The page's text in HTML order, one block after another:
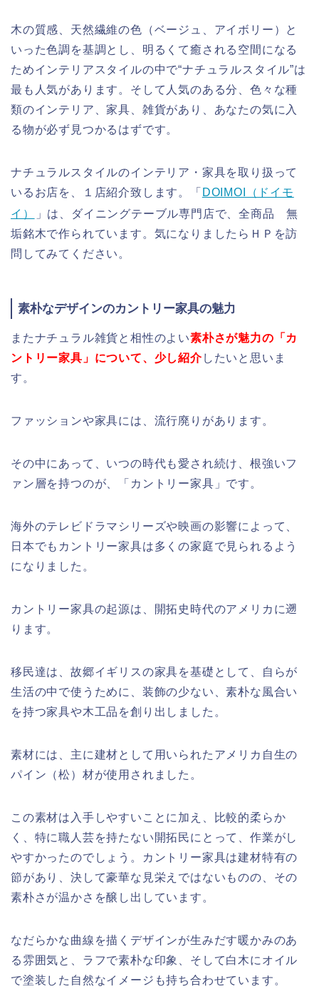
木の質感、天然繊維の色（ベージュ、アイボリー）と
いった色調を基調とし、明るくて癒される空間になる
ためインテリアスタイルの中で“ナチュラルスタイル”は
最も人気があります。そして人気のある分、色々な種
類のインテリア、家具、雑貨があり、あなたの気に入
る物が必ず見つかるはずです。
ナチュラルスタイルのインテリア・家具を取り扱って
いるお店を、１店紹介致します。「 DOIMOI（ドイモ
イ）
」は、ダイニングテーブル専門店で、全商品 無
垢銘木で作られています。気になりましたらＨＰを訪
問してみてください。
素朴なデザインのカントリー家具の魅力
またナチュラル雑貨と相性のよい素朴さが魅力の「カ
ントリー家具」について、少し紹介したいと思いま
す。
ファッションや家具には、流行廃りがあります。
その中にあって、いつの時代も愛され続け、根強いフ
ァン層を持つのが、「カントリー家具」です。
海外のテレビドラマシリーズや映画の影響によって、
日本でもカントリー家具は多くの家庭で見られるよう
になりました。
カントリー家具の起源は、開拓史時代のアメリカに遡
ります。
移民達は、故郷イギリスの家具を基礎として、自らが
生活の中で使うために、装飾の少ない、素朴な風合い
を持つ家具や木工品を創り出しました。
素材には、主に建材として用いられたアメリカ自生の
パイン（松）材が使用されました。
この素材は入手しやすいことに加え、比較的柔らか
く、特に職人芸を持たない開拓民にとって、作業がし
やすかったのでしょう。カントリー家具は建材特有の
節があり、決して豪華な見栄えではないものの、その
素朴さが温かさを醸し出しています。
なだらかな曲線を描くデザインが生みだす暖かみのあ
る雰囲気と、ラフで素朴な印象、そして白木にオイル
で塗装した自然なイメージも持ち合わせています。